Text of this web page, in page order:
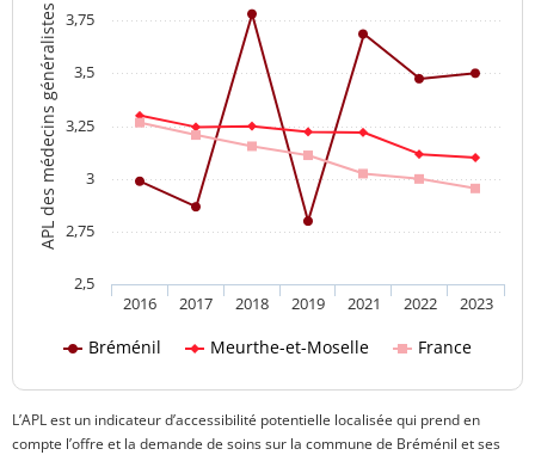
APL des médecins généralistes
Bréménil Meurthe-et-Moselle France
2016 2017 2018 2019 2021 2022 2023
2,5
2,75
3
3,25
3,5
3,75
L’APL est un indicateur d’accessibilité potentielle localisée qui prend en
compte l’offre et la demande de soins sur la commune de Bréménil et ses